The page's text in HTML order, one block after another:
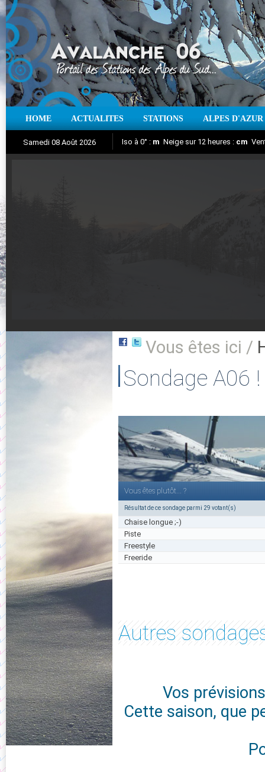
HOME ACTUALITES STATIONS ALPES D'AZUR
Samedi 08 Août 2026 Iso à 0° : m Neige sur 12 heures : cm
Vous êtes ici /
Sondage A06 !
Vous êtes plutôt... ?
Résultat de ce sondage parmi 29 votant(s)
Chaise longue ;-)
Piste
Freestyle
Freeride
Autres
Vos
Cette saison, que